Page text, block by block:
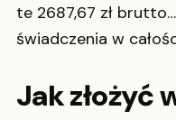
te 2687,67 zł
świadczenia w
Jak złożyć